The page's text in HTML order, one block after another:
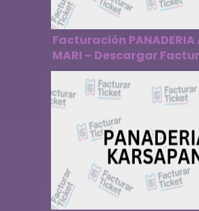
Facturación PANADERIA
MARI – Descargar